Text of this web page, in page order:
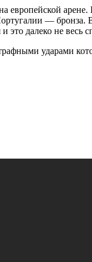
— бронза.
далеко не весь
ударами